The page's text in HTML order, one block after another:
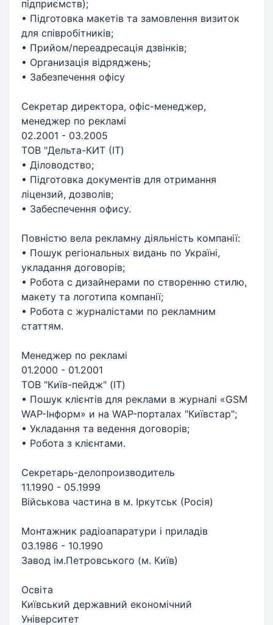
підприємств);
• Підготовка макетів та замовлення визиток
для співробітників;
• Прийом/переадресація дзвінків;
• Организація відряджень;
• Забезпечення офісу
Секретар директора, офіс-менеджер,
менеджер по рекламі
02.2001 - 03.2005
ТОВ "Дельта-КИТ (IT)
• Діловодство;
• Підготовка документів для отримання
ліцензий, дозволів;
• Забеспечення офису.
Повністю вела рекламну діяльність компанії:
• Пошук регіональных видань по Україні,
укладання договорів;
• Робота с дизайнерами по створенню стилю,
макету та логотипа компанії;
• Робота с журналістами по рекламним
статтям.
Менеджер по рекламі
01.2000 - 01.2001
ТОВ "Київ-пейдж" (IT)
• Пошук клієнтів для реклами в журналі «GSM
WAP-Інформ» и на WAP-порталах "Київстар";
• Укладання та ведення договорів;
• Робота з клієнтами.
Секретарь-делопроизводитель
11.1990 - 05.1999
Військова частина в м. Іркутськ (Росія)
Монтажник радіоапаратури і приладів
03.1986 - 10.1990
Завод ім.Петровського (м. Київ)
Освіта
Київський державний економічний
Університет